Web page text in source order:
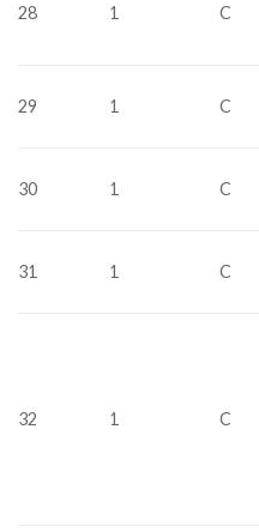
28 1 C
29 1 C
30 1 C
31 1 C
32 1 C